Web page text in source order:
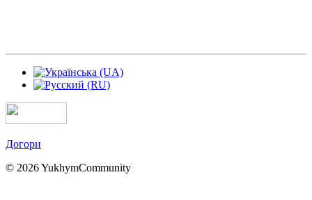
Догори
© 2026 YukhymCommunity